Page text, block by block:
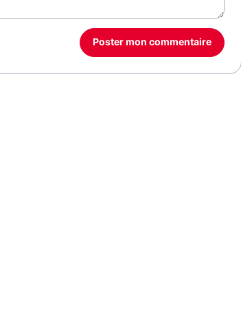
Poster mon commentaire